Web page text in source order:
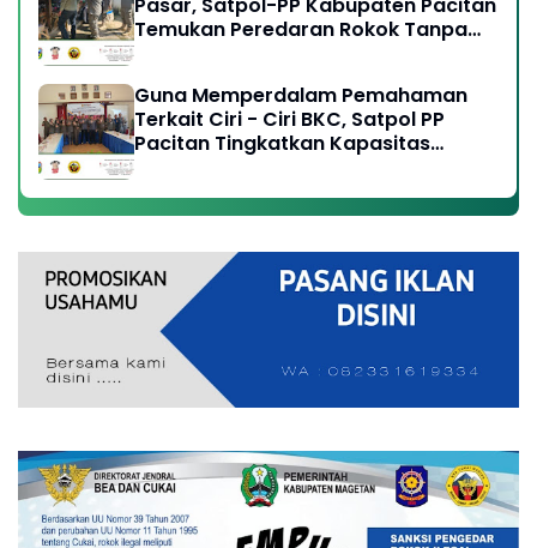
Temukan Peredaran Rokok Tanpa
Guna Memperdalam Pemahaman
Terkait Ciri - Ciri BKC, Satpol PP
Pacitan Tingkatkan Kapasitas
Ilegal